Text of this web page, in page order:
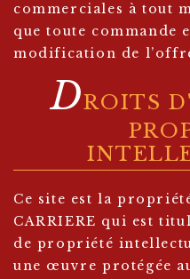
commerciales à tout
que toute commande
modification de
DROITS
Ce site est la
CARRIERE qui est
de propriété
une œuvre protégée